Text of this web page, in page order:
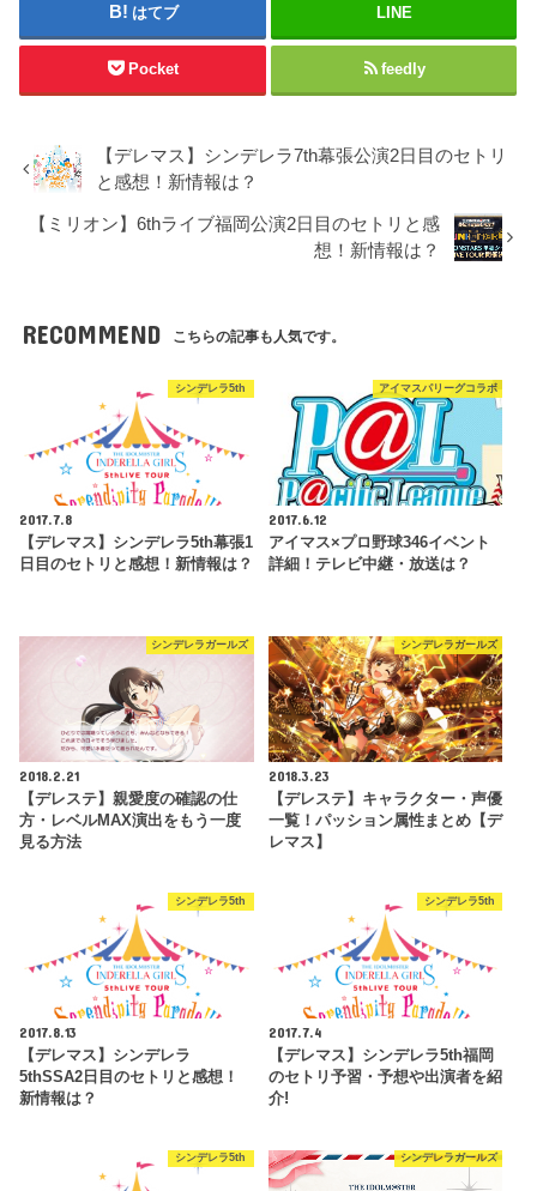
はてブ LINE
Pocket feedly
【デレマス】シンデレラ7th幕張公演2日目のセトリ
と感想！新情報は？
【ミリオン】6thライブ福岡公演2日目のセトリと感
想！新情報は？
RECOMMEND こちらの記事も人気です。
シンデレラ5th
2017.7.8
【デレマス】シンデレラ5th幕張1
日目のセトリと感想！新情報は？
アイマスパリーグコラボ
2017.6.12
アイマス×プロ野球346イベント
詳細！テレビ中継・放送は？
シンデレラガールズ
2018.2.21
【デレステ】親愛度の確認の仕
方・レベルMAX演出をもう一度
見る方法
シンデレラガールズ
2018.3.23
【デレステ】キャラクター・声優
一覧！パッション属性まとめ【デ
レマス】
シンデレラ5th
2017.8.13
【デレマス】シンデレラ
5thSSA2日目のセトリと感想！
新情報は？
シンデレラ5th
2017.7.4
【デレマス】シンデレラ5th福岡
のセトリ予習・予想や出演者を紹
介!
シンデレラ5th シンデレラガールズ